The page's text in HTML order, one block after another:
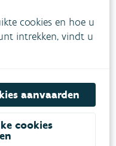
partners in op
klimaatbeleid.
cookies en hoe u
intrekken, vindt u
aanvaarden
cookies